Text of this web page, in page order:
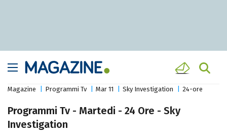
Magazine Programmi Tv Mar 11 Sky Investigation 24-ore
Programmi Tv - Martedi - 24 Ore - Sky
Investigation